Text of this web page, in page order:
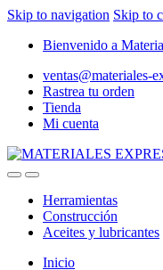
Skip to navigation Skip to
Bienvenido a
ventas@materiales-
Rastrea tu orden
Tienda
Mi cuenta
Herramientas
Construcción
Aceites y lubricantes
Inicio